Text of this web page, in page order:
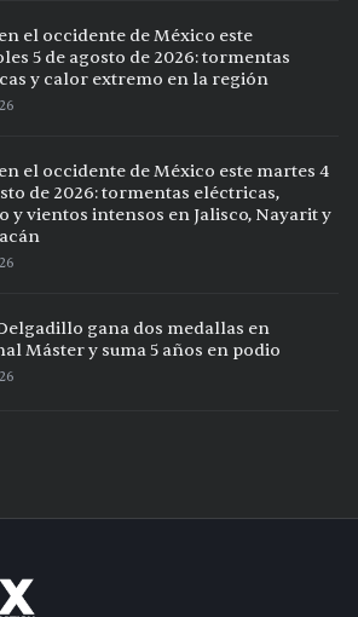
el occidente de México este
5 de agosto de 2026: tormentas
y calor extremo en la región
el occidente de México este martes 4
de 2026: tormentas eléctricas,
y vientos intensos en Jalisco, Nayarit y
gana dos medallas en
Máster y suma 5 años en podio